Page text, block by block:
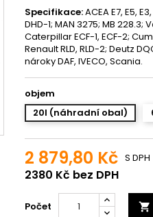
Specifikace:ACEA E7, E5,
DHD-1; MAN 3275; MB 228.3;
Caterpillar ECF-1, ECF-2;
Renault RLD, RLD-2; Deutz
nároky DAF, IVECO, Scania.
objem
20l (náhradní obal)
2 879,80 Kč
2380 Kč bez DPH
S DPH
Počet 